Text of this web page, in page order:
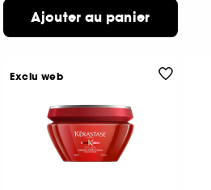
Ajouter au panier
Exclu web